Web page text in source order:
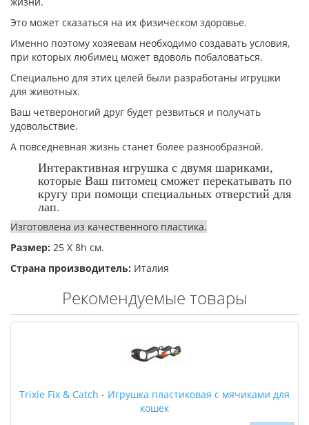
Это может сказаться на их физическом здоровье.
Именно поэтому хозяевам необходимо создавать условия,
при которых любимец может вдоволь побаловаться.
Специально для этих целей были разработаны игрушки
для животных.
Ваш четвероногий друг будет резвиться и получать
удовольствие.
А повседневная жизнь станет более разнообразной.
Интерактивная игрушка с двумя шариками,
которые Ваш питомец сможет перекатывать по
кругу при помощи специальных отверстий для
лап.
Изготовлена из качественного пластика.
Размер: 25 Х 8h см.
Страна производитель: Италия
Рекомендуемые товары
Trixie Fix & Catch - Игрушка пластиковая с мячиками для
кошек